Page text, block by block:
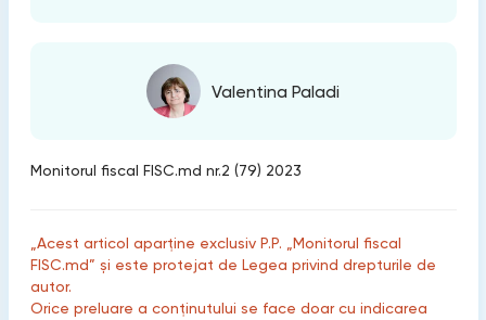
Valentina Paladi
Monitorul fiscal FISC.md nr.2 (79) 2023
„Acest articol aparține exclusiv P.P. „Monitorul fiscal
FISC.md” și este protejat de Legea privind drepturile de
autor.
Orice preluare a conținutului se face doar cu indicarea